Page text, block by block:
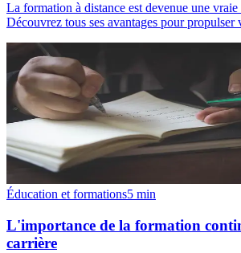
La formation à distance est devenue une
Découvrez tous ses avantages pour propulser
Éducation et formations5 min
L'importance de la formation
carrière